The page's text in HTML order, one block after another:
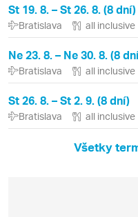
St 19. 8. – St 26. 8. (8 dní)
Bratislava all inclusive
Ne 23. 8. – Ne 30. 8. (8
Bratislava all inclusive
St 26. 8. – St 2. 9. (8 dní)
Bratislava all inclusive
Všetky